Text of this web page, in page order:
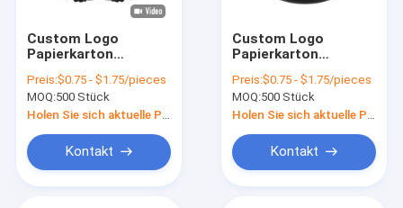
Custom Logo
Papierkarton
Klappfarbe Weiß /
Schwarz / Roségold
Luxus
Magnetgeschenk-
Box mit
Bandverschluss
Preis:$0.75 - $1.75/pieces
MOQ:500 Stück
Kontakt
Custom Logo
Papierkarton
Klappfarbe Weiß /
Schwarz / Roségold
Luxus
Magnetgeschenk-
Box mit
Bandverschluss
Preis:$0.75 - $1.75/pieces
MOQ:500 Stück
Kontakt